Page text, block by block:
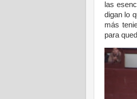
las
digan lo
más
para